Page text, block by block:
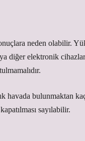
neden olabilir.
diğer elektronik
havada bulunmaktan
sayılabilir.